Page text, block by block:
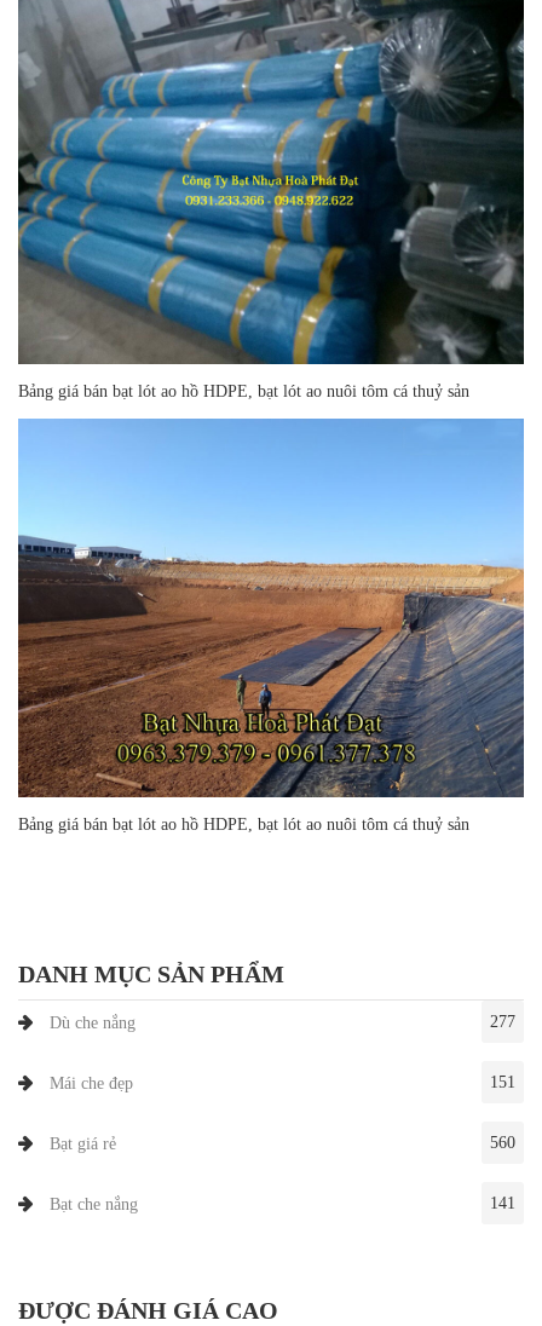
Bảng giá bán bạt lót ao hồ HDPE, bạt lót ao nuôi tôm cá thuỷ sản
Bảng giá bán bạt lót ao hồ HDPE, bạt lót ao nuôi tôm cá thuỷ sản
DANH MỤC SẢN PHẨM
Dù che nắng 277
Mái che đẹp 151
Bạt giá rẻ 560
Bạt che nắng 141
ĐƯỢC ĐÁNH GIÁ CAO